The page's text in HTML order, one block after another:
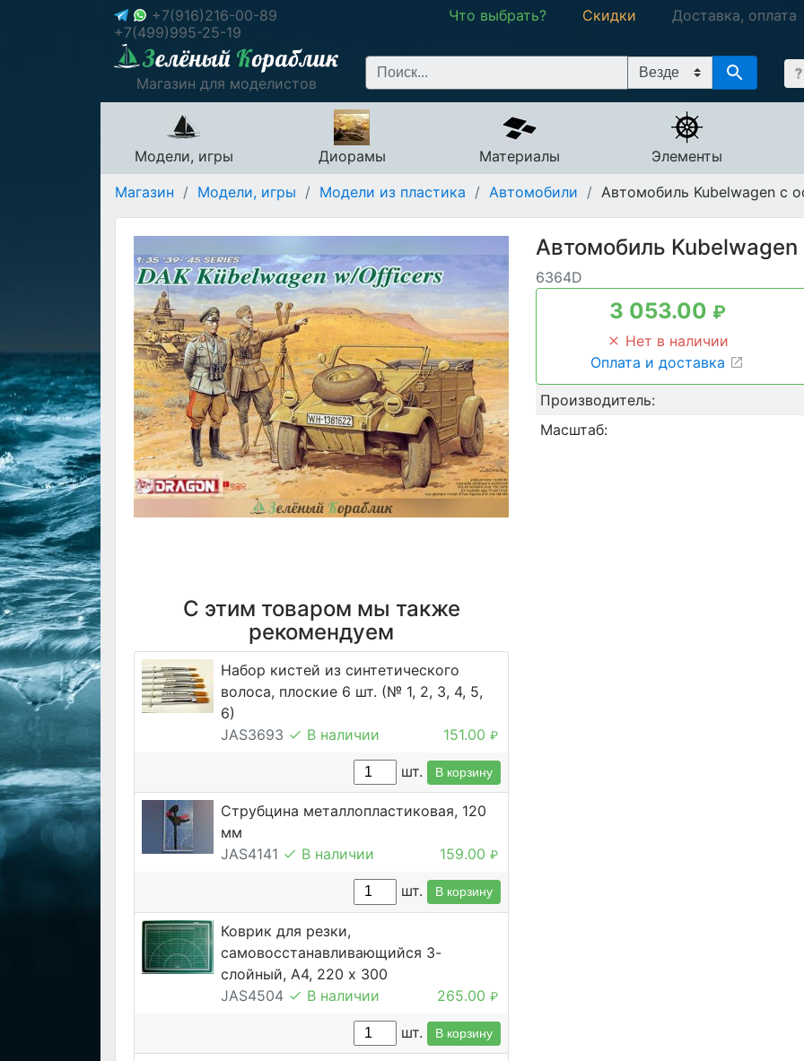
+7(916)216-00-89
+7(499)995-25-19
Что выбрать? Скидки Доставка, оплата
Магазин для моделистов
Модели, игры Диорамы Материалы
Элементы
Магазин / Модели, игры / Модели из пластика / Автомобили / Автомобиль Kubelwagen с
Автомобиль
6364D
3 053.00 ₽
Нет в наличии
Оплата и доставка
Производитель:
Масштаб:
С этим товаром мы также
рекомендуем
Набор кистей из синтетического
волоса, плоские 6 шт. (№ 1, 2, 3, 4, 5,
6)
JAS3693
В наличии 151.00₽
шт. В корзину
Струбцина металлопластиковая, 120
мм
JAS4141
В наличии 159.00₽
шт. В корзину
Коврик для резки,
самовосстанавливающийся 3-
слойный, А4, 220 х 300
JAS4504
В наличии 265.00₽
шт. В корзину